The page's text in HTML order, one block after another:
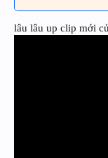
lâu lâu up clip mới